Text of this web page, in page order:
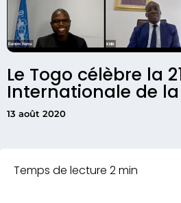
Le Togo célèbre la
Internationale de
13 août 2020